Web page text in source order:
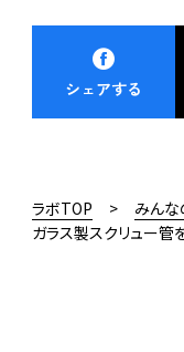
シェアする
ラボTOP
みんな
ガラス製スクリュー管